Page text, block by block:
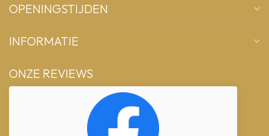
OPENINGSTIJDEN
INFORMATIE
ONZE REVIEWS